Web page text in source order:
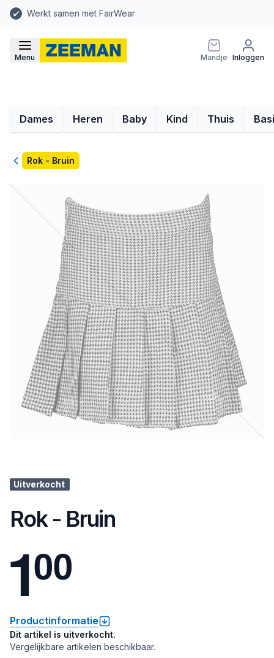
Werkt samen met FairWear
Menu Mandje Inloggen
Dames Heren Baby Kind Thuis
TerugRok - Bruin
Uitverkocht
Rok - Bruin
100
Productinformatie
Dit artikel is uitverkocht.
Vergelijkbare artikelen beschikbaar.